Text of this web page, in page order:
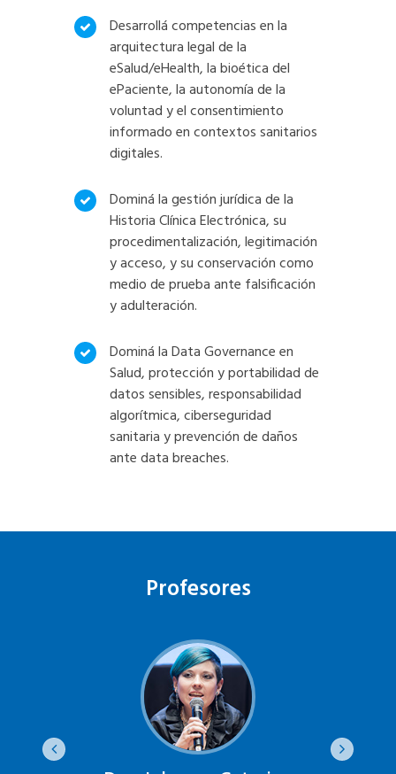
Desarrollá competencias en la
arquitectura legal de la
eSalud/eHealth, la bioética del
ePaciente, la autonomía de la
voluntad y el consentimiento
informado en contextos sanitarios
digitales.
Dominá la gestión jurídica de la
Historia Clínica Electrónica, su
procedimentalización, legitimación
y acceso, y su conservación como
medio de prueba ante falsificación
y adulteración.
Dominá la Data Governance en
Salud, protección y portabilidad de
datos sensibles, responsabilidad
algorítmica, ciberseguridad
sanitaria y prevención de daños
ante data breaches.
Profesores